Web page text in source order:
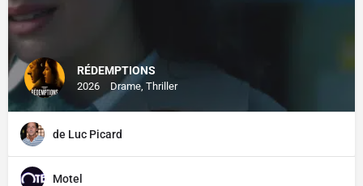
RÉDEMPTIONS
2026 Drame, Thriller
de Luc Picard
Motel